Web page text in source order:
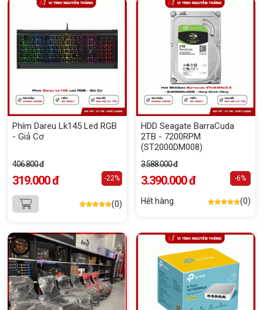
Phím Dareu Lk145 Led RGB
- Giả Cơ
406.800 đ
319.000 đ -22%
(0)
HDD Seagate BarraCuda
2TB - 7200RPM
(ST2000DM008)
3.588.000 đ
3.390.000 đ -6%
Hết hàng (0)